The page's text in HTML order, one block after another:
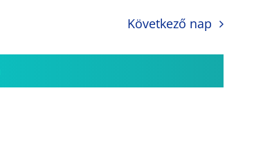
Következő nap